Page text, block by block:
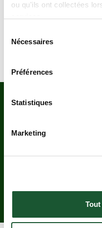
ou qu'ils ont collectées
Nécessaires
Préférences
Statistiques
Marketing
VOUS À NOTRE